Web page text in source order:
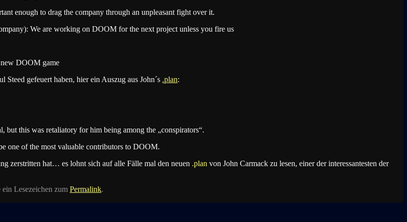
enough to drag the company through an unpleasant fight over it.
We are working on DOOM for the next project unless you fire us
new DOOM game
gefeuert haben, hier ein Auszug aus John´s .plan:
but this was retaliatory for him being among the „conspirators“.
one of the most valuable contributors to DOOM.
zerstritten hat… es lohnt sich auf alle Fälle mal den neuen .plan von John Carmack zu lesen, einer der interessantesten der
ein Lesezeichen zum Permalink.